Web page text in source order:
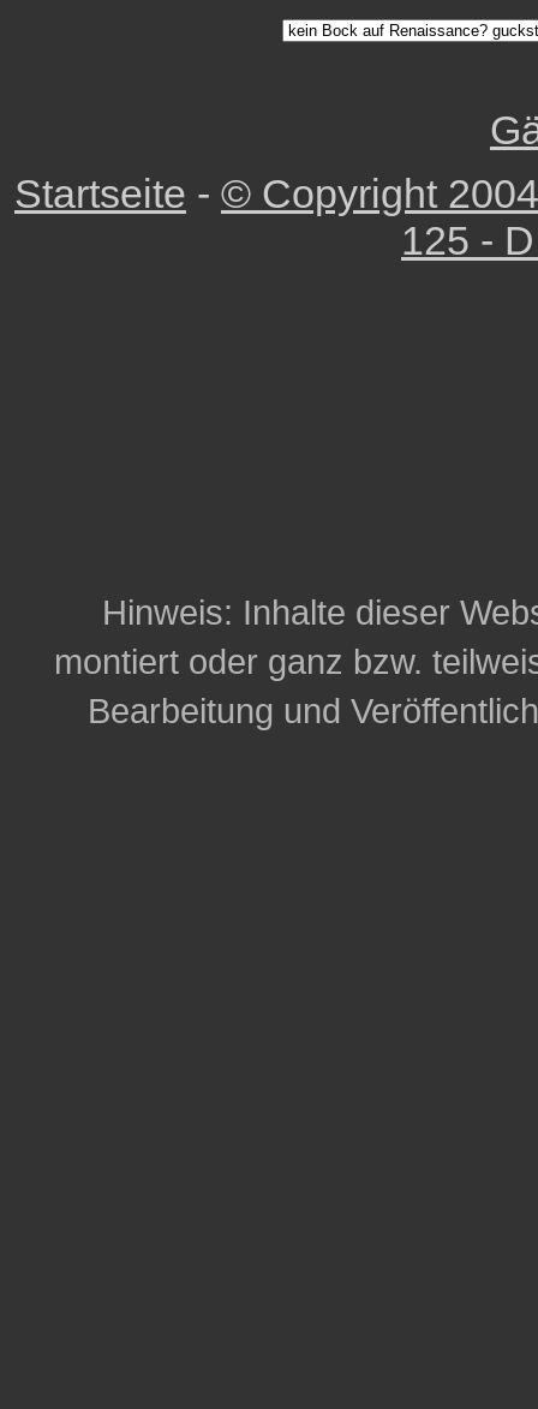
Startseite - © Copyright
125 -
Hinweis: Inhalte dieser
montiert oder ganz bzw.
Bearbeitung und